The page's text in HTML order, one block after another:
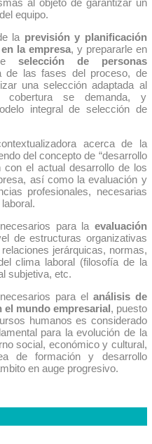
al objeto de garantizar un
equipo.
la previsión y planificación
la empresa, y prepararle en
selección de personas
de las fases del proceso, de
una selección adaptada al
cobertura se demanda, y
integral de selección de
acerca de la
del concepto de “desarrollo
el actual desarrollo de los
así como la evaluación y
profesionales, necesarias
para la evaluación
de estructuras organizativas
jerárquicas, normas,
clima laboral (filosofía de la
subjetiva, etc.
para el análisis de
el mundo empresarial, puesto
humanos es considerado
para la evolución de la
social, económico y cultural,
de formación y desarrollo
en auge progresivo.